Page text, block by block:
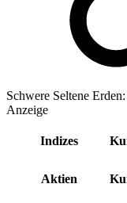
Schwere Seltene
Anzeige
Indizes
Aktien